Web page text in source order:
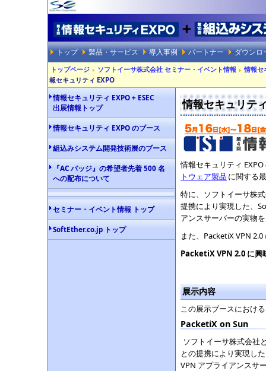
トップ 製品・サービス 導入事例 パートナー ダウンロ
トップページ ソフトイーサ株式会社 セミナー・イベント情報
情報セ
報セキュリティ EXPO
情報セキュリティ EXPO + ESEC
出展情報トップ
情報セキュリティ EXPO のブース
組込みシステム開発技術展のブース
『AC バッジ』の希望者先着 500 名
への配布について
セミナー・イベント情報 トップ
SoftEther.co.jp トップ
情報セキュリテ
情報セキュリティ
トウェア製品 に関する
特に、ソフトイーサ株
提携により実現した、
アンスサーバーの実物
また、PacketiX VPN
PacketiX VPN 2.0 に興
展示内容
この展示ブースにおけ
PacketiX on Sun
ソフトイーサ株式会社
との提携により実現し
VPN アプライアンスサ